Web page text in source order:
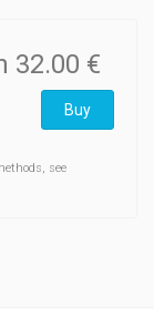
? De
sous
32.00 €
Buy
see